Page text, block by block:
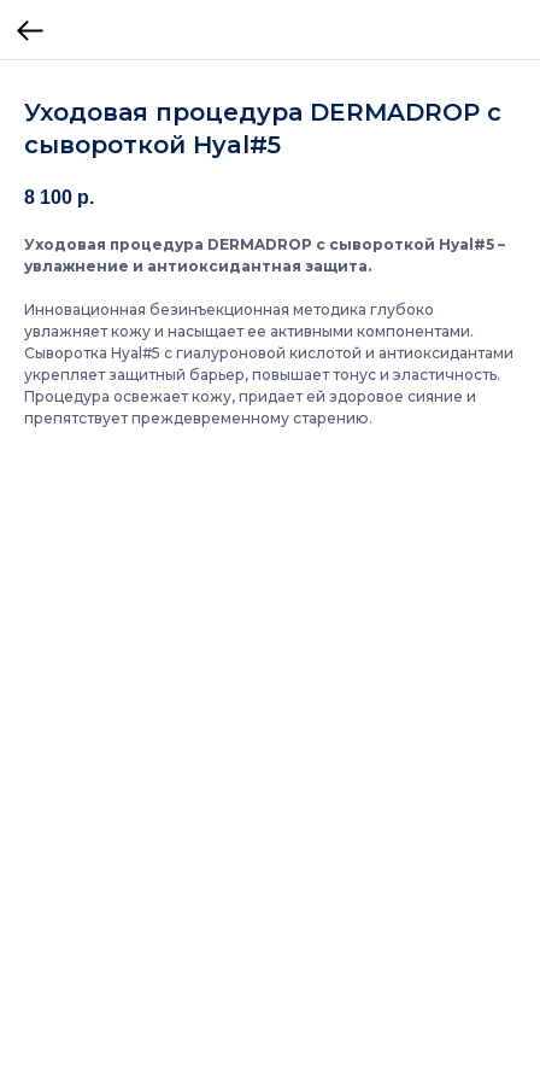
Уходовая процедура DERMADROP с
сывороткой Hyal#5
8 100 р.
Уходовая процедура DERMADROP с сывороткой Hyal#5 –
увлажнение и антиоксидантная защита.
Инновационная безинъекционная методика глубоко
увлажняет кожу и насыщает ее активными компонентами.
Сыворотка Hyal#5 с гиалуроновой кислотой и антиоксидантами
укрепляет защитный барьер, повышает тонус и эластичность.
Процедура освежает кожу, придает ей здоровое сияние и
препятствует преждевременному старению.